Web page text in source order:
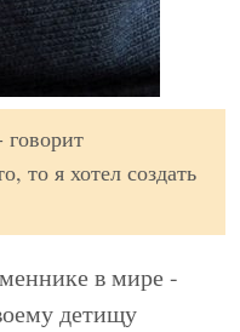
говорит
то я хотел создать
в мире -
детищу